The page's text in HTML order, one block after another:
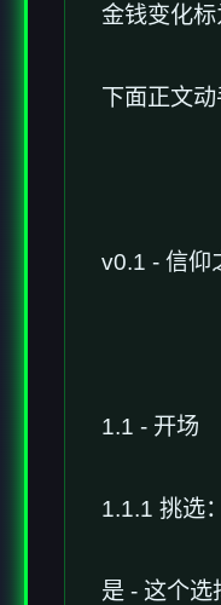
金钱变化
下面正文动
v0.1 - 信仰
1.1 - 开场
1.1.1 挑选
是 - 这个选